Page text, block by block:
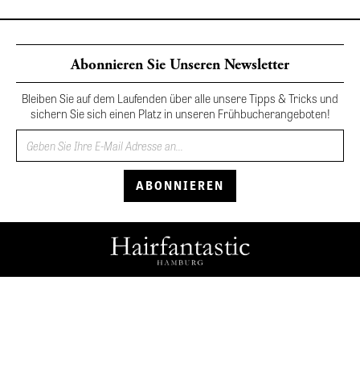
Abonnieren Sie Unseren Newsletter
Bleiben Sie auf dem Laufenden über alle unsere Tipps & Tricks und
sichern Sie sich einen Platz in unseren Frühbucherangeboten!